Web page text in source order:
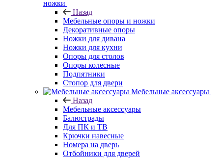
ножки
Назад
Мебельные опоры и ножки
Декоративные опоры
Ножки для дивана
Ножки для кухни
Опоры для столов
Опоры колесные
Подпятники
Стопор для двери
Мебельные аксессуары
Назад
Мебельные аксессуары
Балюстрады
Для ПК и ТВ
Крючки навесные
Номера на дверь
Отбойники для дверей